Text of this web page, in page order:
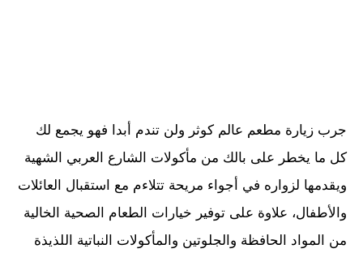
جرب زيارة مطعم عالم كوثر ولن تندم أبدا فهو يجمع لك
كل ما يخطر على بالك من مأكولات الشارع العربي الشهية
ويقدمها لزواره في أجواء مريحة تتلاءم مع استقبال العائلات
والأطفال، علاوة على توفير خيارات الطعام الصحية الخالية
من المواد الحافظة والجلوتين والمأكولات النباتية اللذيذة